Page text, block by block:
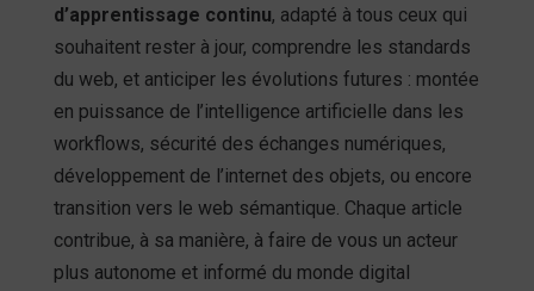
d’apprentissage continu, adapté à tous ceux qui
souhaitent rester à jour, comprendre les standards
du web, et anticiper les évolutions futures : montée
en puissance de l’intelligence artificielle dans les
workflows, sécurité des échanges numériques,
développement de l’internet des objets, ou encore
transition vers le web sémantique. Chaque article
contribue, à sa manière, à faire de vous un acteur
plus autonome et informé du monde digital